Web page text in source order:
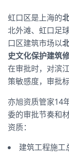
虹口区是上海的
北外滩、虹口足
口区建筑市场以
史文化保护建筑
在审批时，对滨
策敏感度，审批
亦旭资质管家14
委的审批节奏和
资质：
建筑工程施工